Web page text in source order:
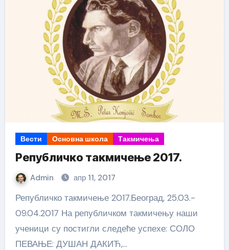
Вести Основна школа Такмичења
Републичко такмичење 2017.
Admin апр 11, 2017
Републичко такмичење 2017.Београд, 25.03.-
09.04.2017 На републичком такмичењу наши
ученици су постигли следеће успехе: СОЛО
ПЕВАЊЕ: ДУШАН ДАКИЋ,…